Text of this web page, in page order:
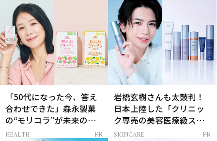
「50代になった今、答え
合わせできた」森永製菓
の“モリコラ”が未来のキ
レイを連れてくる！
HEALTH PR
岩橋玄樹さんも太鼓判！
日本上陸した「クリニッ
ク専売の美容医療級スキ
ンケア」
SKINCARE PR